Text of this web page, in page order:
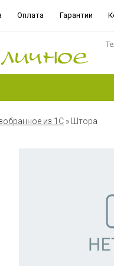
Оплата Гарантии
из 1С » Штора